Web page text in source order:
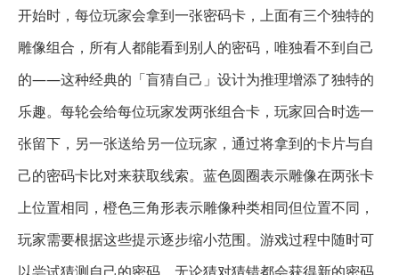
开始时，每位玩家会拿到一张密码卡，上面有三个独特的
雕像组合，所有人都能看到别人的密码，唯独看不到自己
的——这种经典的「盲猜自己」设计为推理增添了独特的
乐趣。每轮会给每位玩家发两张组合卡，玩家回合时选一
张留下，另一张送给另一位玩家，通过将拿到的卡片与自
己的密码卡比对来获取线索。蓝色圆圈表示雕像在两张卡
上位置相同，橙色三角形表示雕像种类相同但位置不同，
玩家需要根据这些提示逐步缩小范围。游戏过程中随时可
以尝试猜测自己的密码，无论猜对猜错都会获得新的密码